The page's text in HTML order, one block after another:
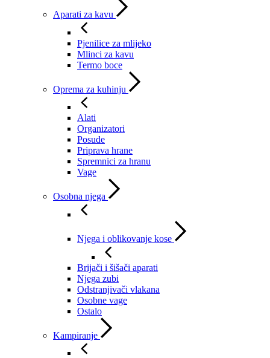
Aparati za kavu
Pjenilice za mlijeko
Mlinci za kavu
Termo boce
Oprema za kuhinju
Alati
Organizatori
Posude
Priprava hrane
Spremnici za hranu
Vage
Osobna njega
Njega i oblikovanje kose
Brijači i šišači aparati
Njega zubi
Odstranjivači vlakana
Osobne vage
Ostalo
Kampiranje